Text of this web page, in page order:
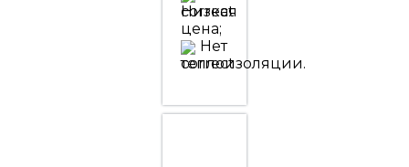
Низкая
цена;
Нет
теплоизоляции.